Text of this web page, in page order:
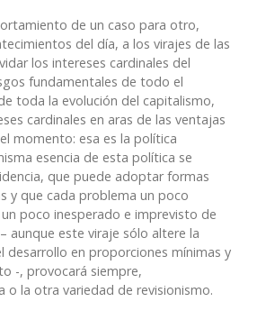
de un caso para otro,
del día, a los virajes de las
los intereses cardinales del
fundamentales de todo el
toda la evolución del capitalismo,
cardinales en aras de las ventajas
momento: esa es la política
esencia de esta política se
que puede adoptar formas
y que cada problema un poco
poco inesperado e imprevisto de
aunque este viraje sólo altere la
desarrollo en proporciones mínimas y
-, provocará siempre,
o la otra variedad de revisionismo.